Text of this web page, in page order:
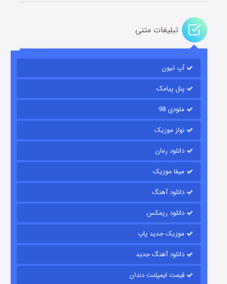
رویایی برای تو
قسمت
تبلیغات متنی
آپ تیون
پنل پیامک
ملودی 98
نواز موزیک
دانلود رمان
میفا موزیک
دانلود آهنگ
دانلود ریمکس
موزیک جدید پاپ
دانلود آهنگ جدید
قیمت ایمپلنت دندان